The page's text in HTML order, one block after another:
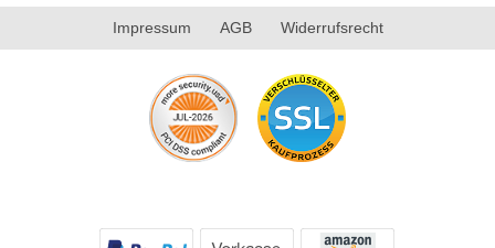
Impressum AGB Widerrufsrecht